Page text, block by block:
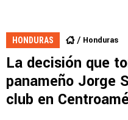
HONDURAS Honduras
La decisión que
panameño Jorge
club en